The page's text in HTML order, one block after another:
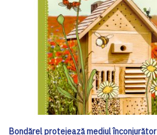
Bondărel protejează mediul înconjurător